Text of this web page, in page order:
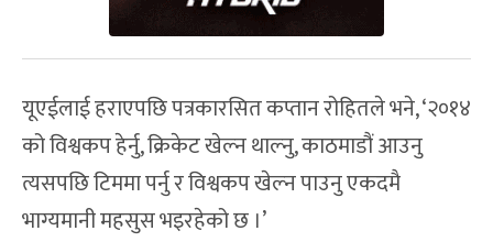
यूएईलाई हराएपछि पत्रकारसित कप्तान रोहितले भने, ‘२०१४
को विश्वकप हेर्नु, क्रिकेट खेल्न थाल्नु, काठमाडौं आउनु
त्यसपछि टिममा पर्नु र विश्वकप खेल्न पाउनु एकदमै
भाग्यमानी महसुस भइरहेको छ ।’